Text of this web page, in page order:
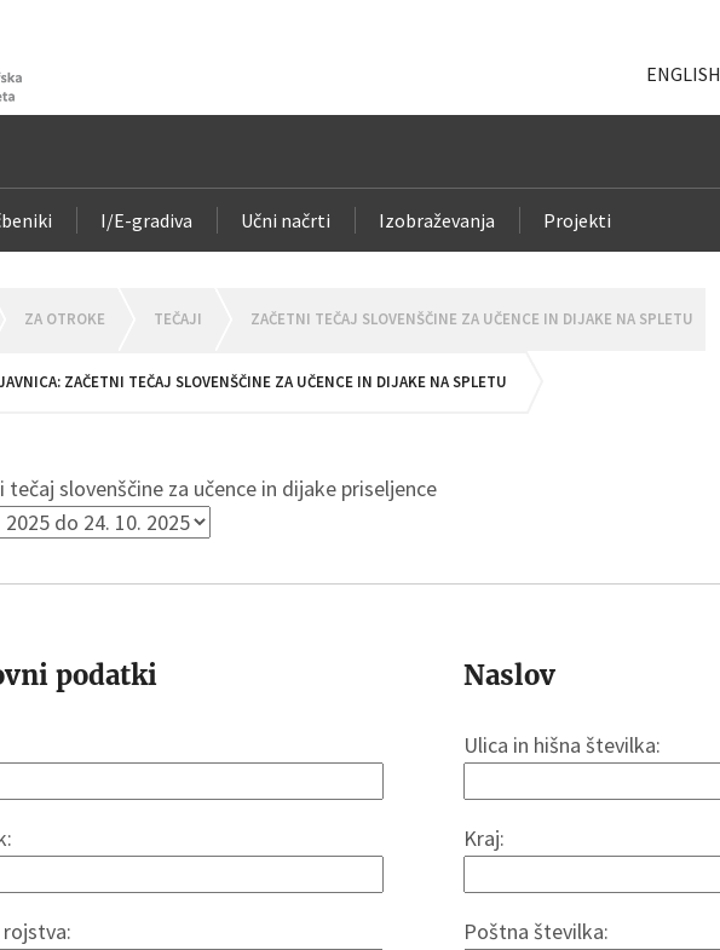
ENGLISH
I/E-gradiva Učni načrti Izobraževanja Projekti
ZA OTROKE TEČAJI ZAČETNI TEČAJ SLOVENŠČINE ZA UČENCE IN DIJAKE NA SPLETU
ZAČETNI TEČAJ SLOVENŠČINE ZA UČENCE IN DIJAKE NA SPLETU
tečaj slovenščine za učence in dijake priseljence
podatki Naslov
Ulica in hišna številka:
Kraj:
Poštna številka: